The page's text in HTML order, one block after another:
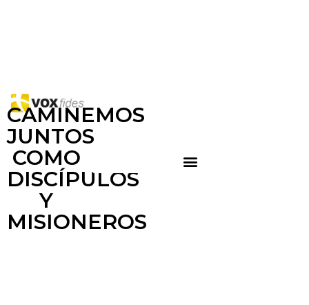
CAMINEMOS
JUNTOS
COMO
DISCÍPULOS
Y
MISIONEROS